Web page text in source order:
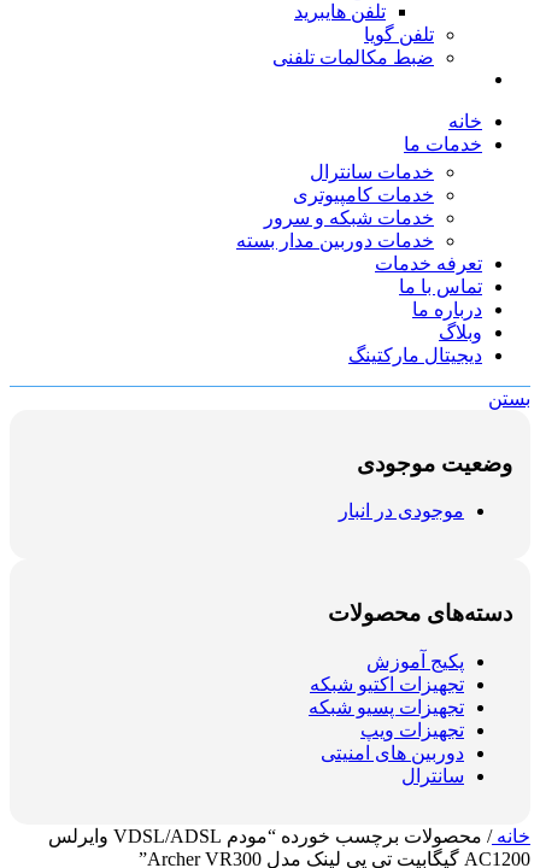
تلفن هایبرید
تلفن گویا
ضبط مکالمات تلفنی
خانه
خدمات ما
خدمات سانترال
خدمات کامپیوتری
خدمات شبکه و سرور
خدمات دوربین مدار بسته
تعرفه خدمات
تماس با ما
درباره ما
وبلاگ
دیجیتال مارکتینگ
بستن
وضعیت موجودی
موجودی در انبار
دسته‌های محصولات
پکیج آموزش
تجهیزات اکتیو شبکه
تجهیزات پسیو شبکه
تجهیزات ویپ
دوربین های امنیتی
سانترال
خانه/
محصولات برچسب خورده “مودم VDSL/ADSL وایرلس
AC1200 گیگابیت تی پی لینک مدل Archer VR300”